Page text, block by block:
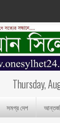
Thursday,
সমগ্র দেশ